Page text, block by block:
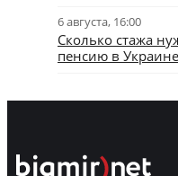
6 августа, 16:00
Сколько стажа
пенсию в